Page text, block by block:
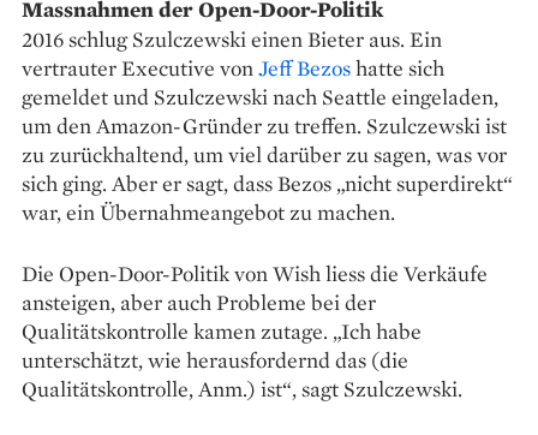
Massnahmen der Open-Door-Politik
2016 schlug Szulczewski einen Bieter aus. Ein
vertrauter Executive vonJeff Bezoshatte sich
gemeldet und Szulczewski nach Seattle eingeladen,
um den Amazon-­Gründer zu treffen. Szulczewski ist
zu zurückhaltend, um viel darüber zu sagen, was vor
sich ging. Aber er sagt, dass Bezos „nicht superdirekt“
war, ein Übernahmeangebot zu machen.
Die Open-Door-Politik von Wish liess die Verkäufe
ansteigen, aber auch Probleme bei der
Qualitätskontrolle kamen zutage. „Ich habe
unterschätzt, wie herausfordernd das (die
Qualitätskontrolle, Anm.) ist“, sagt Szulczewski.